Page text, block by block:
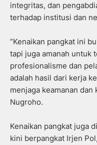
integritas, dan
terhadap institusi dan
“Kenaikan pangkat ini
tapi juga amanah untuk
profesionalisme dan
adalah hasil dari kerja
menjaga keamanan
Nugroho.
Kenaikan pangkat juga
kini berpangkat Irjen